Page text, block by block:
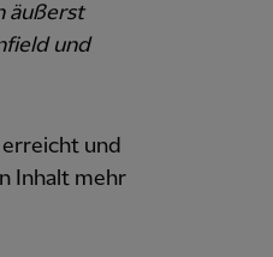
äußerst
und
und
Inhalt mehr